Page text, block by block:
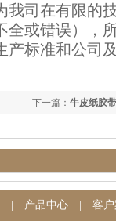
我司在有限的
全或错误），
产标准和公司
下一篇： 牛皮纸胶
产品中心| 客